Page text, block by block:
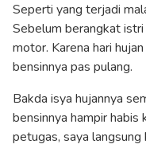
Seperti yang terjadi
Sebelum berangkat
motor. Karena hari
bensinnya pas pulang.
Bakda isya hujannya
bensinnya hampir
petugas, saya langsung